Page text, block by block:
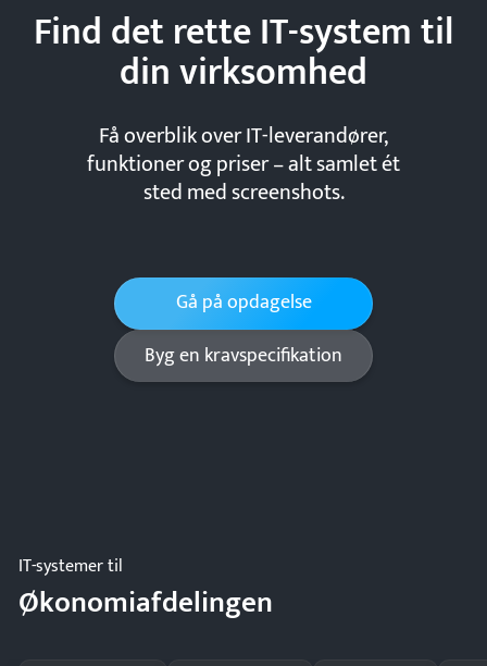
Find det rette IT-system til
dinvirksomhed
Få overblik over IT-leverandører,
funktioner og priser – alt samlet ét
sted med screenshots.
Gå på opdagelse
Byg en kravspecifikation
IT-systemer til
Økonomiafdelingen